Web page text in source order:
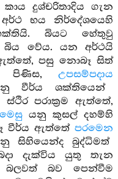
දුශ්චරිතාදිය ගැන
භය නිර්දේශයෙහි
බියට හේතුවු
බිය වේය. යන අර්ථයි
පසු නොබෑ සිත්
පිණිස, උපසම්පදාය
වීර්ය ශක්තියෙන්
පරාක්‍රම ඇත්තේ,
යනු කුසල් දහම්හි
වීර්ය ඇත්තේ පරමෙන
සිහියෙන්ද බුද්ධිමත්
දැක්විය යුතු තැන
බලවත් බව පෙන්වීම